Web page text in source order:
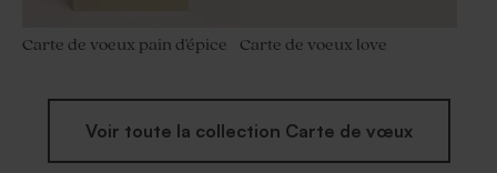
Carte de voeux pain d'épice Carte de voeux love
Voir toute la collection Carte de vœux